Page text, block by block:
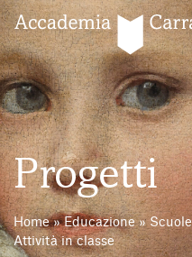
Salta
al
contenuto
Progetti
Home»Educazione» Scuole
Attività in classe